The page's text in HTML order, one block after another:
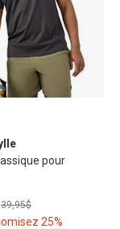
pour
39,95$
25%